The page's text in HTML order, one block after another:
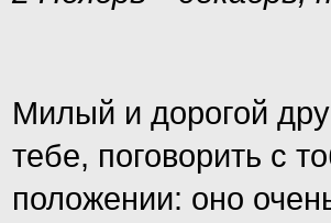
Милый и дорогой
тебе, поговорить с
положении: оно